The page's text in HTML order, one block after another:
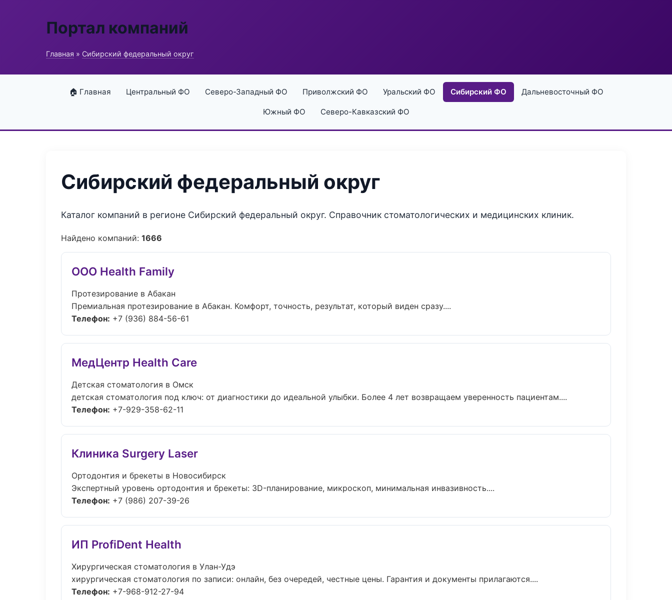
Портал компаний
Главная » Сибирский федеральный округ
🏠 Главная Центральный ФО Северо-Западный ФО Приволжский ФО Уральский ФО Сибирский ФО Дальневосточный ФО
Южный ФО Северо-Кавказский ФО
Сибирский федеральный округ
Каталог компаний в регионе Сибирский федеральный округ. Справочник стоматологических и медицинских клиник.
Найдено компаний: 1666
ООО Health Family
Протезирование в Абакан
Премиальная протезирование в Абакан. Комфорт, точность, результат, который виден сразу....
Телефон: +7 (936) 884-56-61
МедЦентр Health Care
Детская стоматология в Омск
детская стоматология под ключ: от диагностики до идеальной улыбки. Более 4 лет возвращаем уверенность пациентам....
Телефон: +7-929-358-62-11
Клиника Surgery Laser
Ортодонтия и брекеты в Новосибирск
Экспертный уровень ортодонтия и брекеты: 3D-планирование, микроскоп, минимальная инвазивность....
Телефон: +7 (986) 207-39-26
ИП ProfiDent Health
Хирургическая стоматология в Улан-Удэ
хирургическая стоматология по записи: онлайн, без очередей, честные цены. Гарантия и документы прилагаются....
Телефон: +7-968-912-27-94